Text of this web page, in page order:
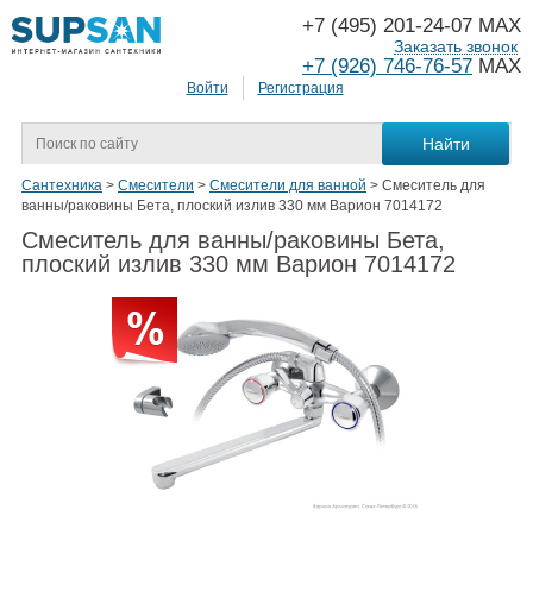
Войти Регистрация
+7 (495) 201-24-07 MAX
+7 (926) 746-76-57 MAX
Заказать звонок
Сантехника > Смесители > Смесители для ванной > Смеситель для
ванны/раковины Бета, плоский излив 330 мм Варион 7014172
Смеситель для ванны/раковины Бета,
плоский излив 330 мм Варион 7014172